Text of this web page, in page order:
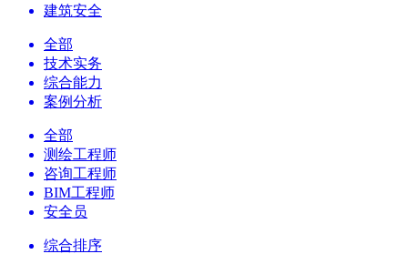
建筑安全
全部
技术实务
综合能力
案例分析
全部
测绘工程师
咨询工程师
BIM工程师
安全员
综合排序